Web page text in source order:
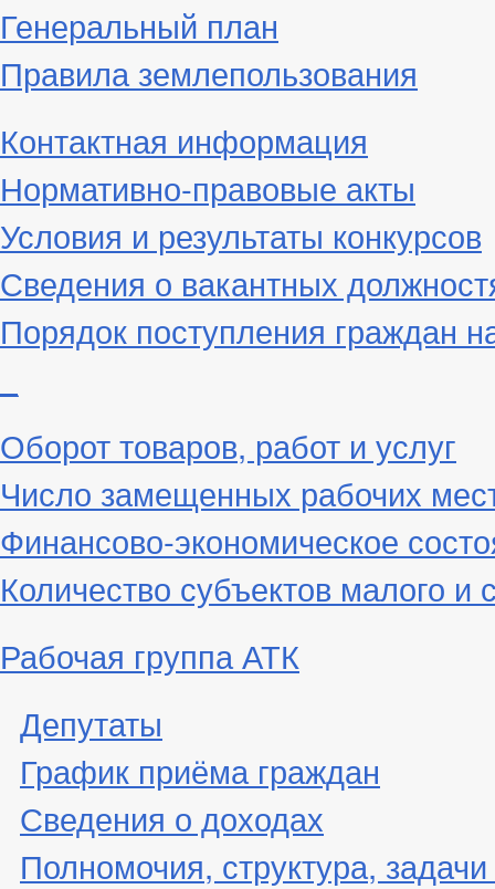
Генеральный план
Правила землепользования
Контактная информация
Нормативно-правовые акты
Условия и результаты конкурсов
Сведения о вакантных
Порядок поступления граждан
Оборот товаров, работ и услуг
Число замещенных рабочих
Финансово-экономическое
Количество субъектов малого и
Рабочая группа АТК
Депутаты
График приёма граждан
Сведения о доходах
Полномочия, структура,